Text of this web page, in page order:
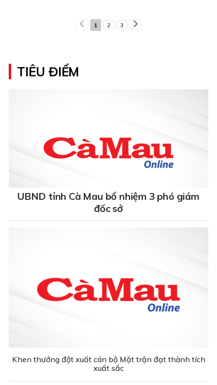
1 2 3
TIÊU ĐIỂM
UBND tỉnh Cà Mau bổ nhiệm 3 phó giám
đốc sở
Khen thưởng đột xuất cán bộ Mặt trận đạt thành tích
xuất sắc